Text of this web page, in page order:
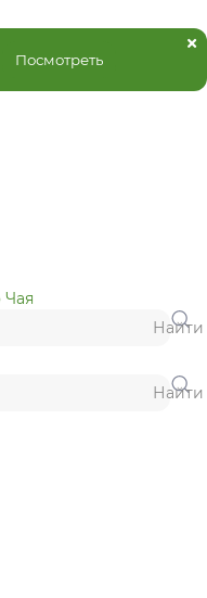
Посмотреть
Найти
Найти